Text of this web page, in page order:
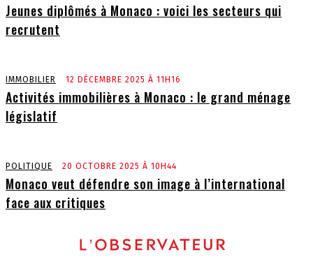
Jeunes diplômés à Monaco : voici les secteurs qui
recrutent
IMMOBILIER 12 DÉCEMBRE 2025 À 11H16
Activités immobilières à Monaco : le grand ménage
législatif
POLITIQUE 20 OCTOBRE 2025 À 10H44
Monaco veut défendre son image à l’international
face aux critiques